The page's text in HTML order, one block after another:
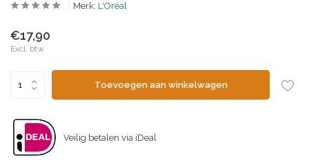
Merk: L'Oréal
€17,90
Excl. btw
Toevoegen aan winkelwagen
Veilig betalen via iDeal